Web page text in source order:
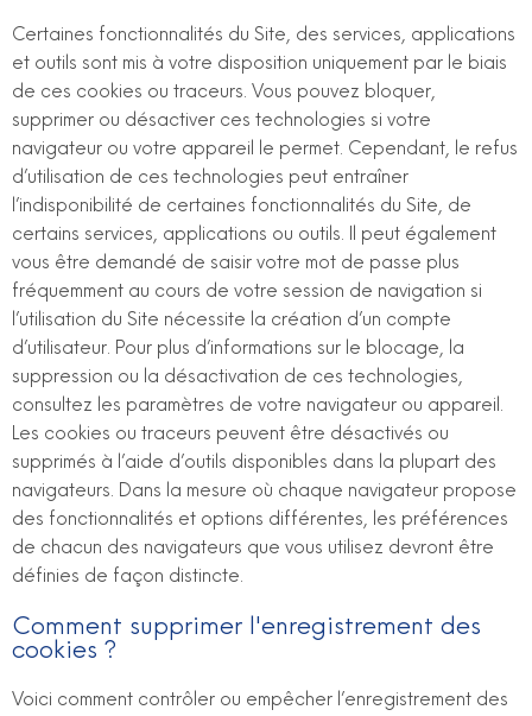
Certaines fonctionnalités du Site, des services, applications
et outils sont mis à votre disposition uniquement par le biais
de ces cookies ou traceurs. Vous pouvez bloquer,
supprimer ou désactiver ces technologies si votre
navigateur ou votre appareil le permet. Cependant, le refus
d’utilisation de ces technologies peut entraîner
l’indisponibilité de certaines fonctionnalités du Site, de
certains services, applications ou outils. Il peut également
vous être demandé de saisir votre mot de passe plus
fréquemment au cours de votre session de navigation si
l’utilisation du Site nécessite la création d’un compte
d’utilisateur. Pour plus d’informations sur le blocage, la
suppression ou la désactivation de ces technologies,
consultez les paramètres de votre navigateur ou appareil.
Les cookies ou traceurs peuvent être désactivés ou
supprimés à l’aide d’outils disponibles dans la plupart des
navigateurs. Dans la mesure où chaque navigateur propose
des fonctionnalités et options différentes, les préférences
de chacun des navigateurs que vous utilisez devront être
définies de façon distincte.
Comment supprimer l'enregistrement des
cookies ?
Voici comment contrôler ou empêcher l’enregistrement des